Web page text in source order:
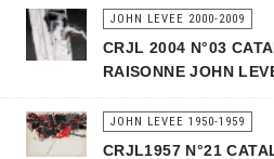
JOHN LEVEE 2000-2009
CRJL 2004 N°03
RAISONNE JOHN
JOHN LEVEE 1950-1959
CRJL1957 N°21